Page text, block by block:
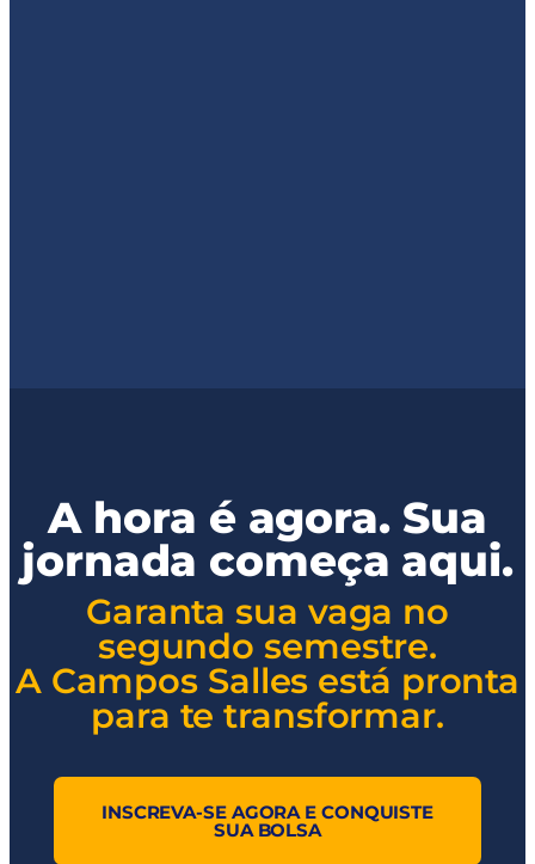
A hora é agora. Sua
jornada começa aqui.
Garanta sua vaga no
segundo semestre.
A Campos Salles está pronta
para te transformar.
INSCREVA-SE AGORA E CONQUISTE
SUA BOLSA